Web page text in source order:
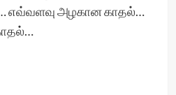
எவ்வளவு அழகான காதல்…